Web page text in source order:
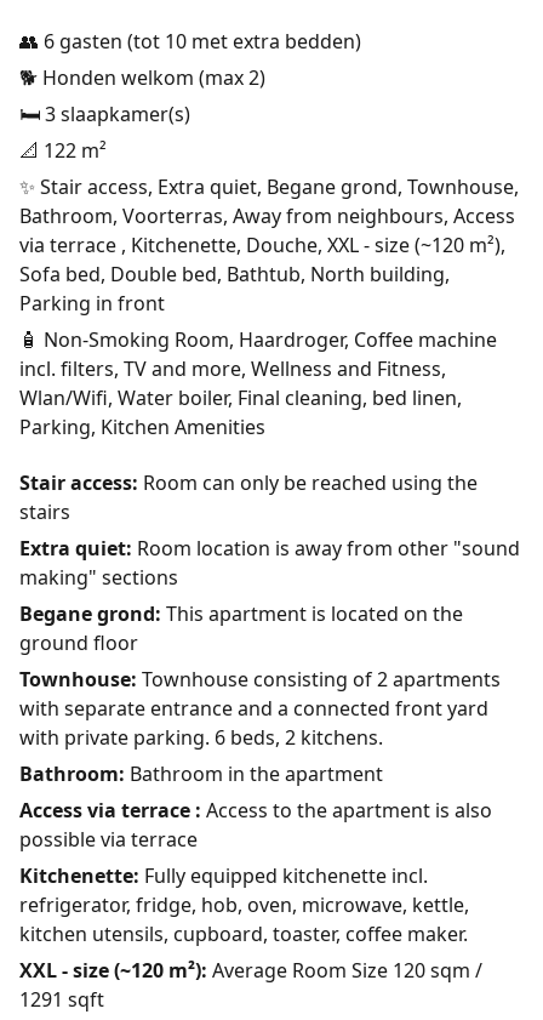
👥 6 gasten (tot 10 met extra bedden)
🐕 Honden welkom (max 2)
🛏️ 3 slaapkamer(s)
📐 122 m²
✨ Stair access, Extra quiet, Begane grond, Townhouse,
Bathroom, Voorterras, Away from neighbours, Access
via terrace , Kitchenette, Douche, XXL - size (~120 m²),
Sofa bed, Double bed, Bathtub, North building,
Parking in front
🧴 Non-Smoking Room, Haardroger, Coffee machine
incl. filters, TV and more, Wellness and Fitness,
Wlan/Wifi, Water boiler, Final cleaning, bed linen,
Parking, Kitchen Amenities
Stair access: Room can only be reached using the
stairs
Extra quiet: Room location is away from other "sound
making" sections
Begane grond: This apartment is located on the
ground floor
Townhouse: Townhouse consisting of 2 apartments
with separate entrance and a connected front yard
with private parking. 6 beds, 2 kitchens.
Bathroom: Bathroom in the apartment
Access via terrace : Access to the apartment is also
possible via terrace
Kitchenette: Fully equipped kitchenette incl.
refrigerator, fridge, hob, oven, microwave, kettle,
kitchen utensils, cupboard, toaster, coffee maker.
XXL - size (~120 m²): Average Room Size 120 sqm /
1291 sqft